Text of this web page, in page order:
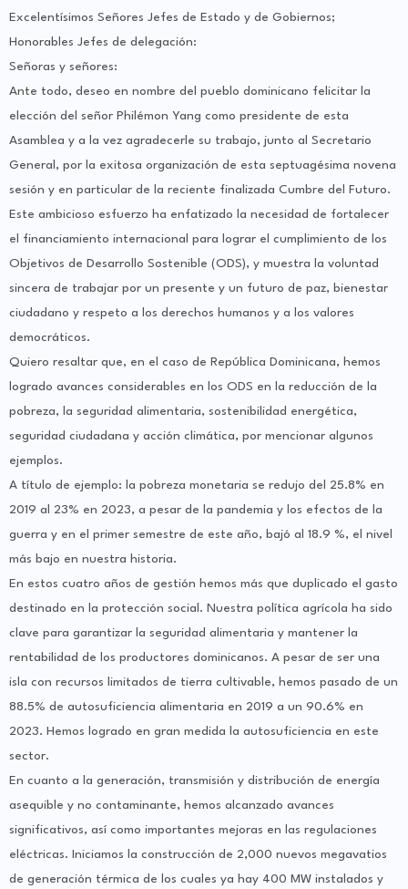
Excelentísimos Señores Jefes de Estado y de Gobiernos;
Honorables Jefes de delegación:
Señoras y señores:
Ante todo, deseo en nombre del pueblo dominicano felicitar la
elección del señor Philémon Yang como presidente de esta
Asamblea y a la vez agradecerle su trabajo, junto al Secretario
General, por la exitosa organización de esta septuagésima novena
sesión y en particular de la reciente finalizada Cumbre del Futuro.
Este ambicioso esfuerzo ha enfatizado la necesidad de fortalecer
el financiamiento internacional para lograr el cumplimiento de los
Objetivos de Desarrollo Sostenible (ODS), y muestra la voluntad
sincera de trabajar por un presente y un futuro de paz, bienestar
ciudadano y respeto a los derechos humanos y a los valores
democráticos.
Quiero resaltar que, en el caso de República Dominicana, hemos
logrado avances considerables en los ODS en la reducción de la
pobreza, la seguridad alimentaria, sostenibilidad energética,
seguridad ciudadana y acción climática, por mencionar algunos
ejemplos.
A título de ejemplo: la pobreza monetaria se redujo del 25.8% en
2019 al 23% en 2023, a pesar de la pandemia y los efectos de la
guerra y en el primer semestre de este año, bajó al 18.9 %, el nivel
más bajo en nuestra historia.
En estos cuatro años de gestión hemos más que duplicado el gasto
destinado en la protección social. Nuestra política agrícola ha sido
clave para garantizar la seguridad alimentaria y mantener la
rentabilidad de los productores dominicanos. A pesar de ser una
isla con recursos limitados de tierra cultivable, hemos pasado de un
88.5% de autosuficiencia alimentaria en 2019 a un 90.6% en
2023. Hemos logrado en gran medida la autosuficiencia en este
sector.
En cuanto a la generación, transmisión y distribución de energía
asequible y no contaminante, hemos alcanzado avances
significativos, así como importantes mejoras en las regulaciones
eléctricas. Iniciamos la construcción de 2,000 nuevos megavatios
de generación térmica de los cuales ya hay 400 MW instalados y